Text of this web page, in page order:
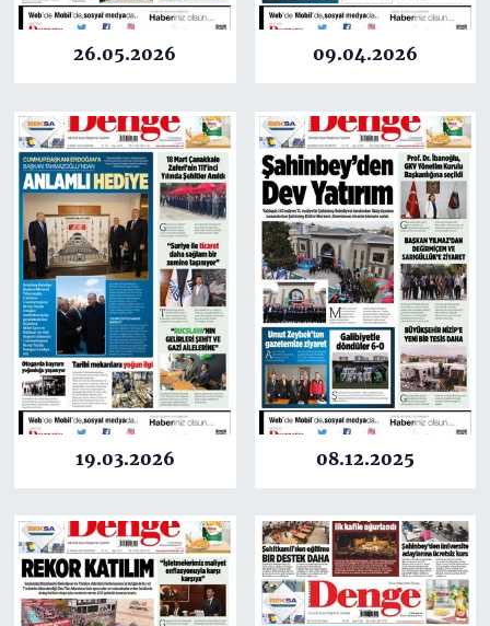
26.05.2026 09.04.2026
19.03.2026 08.12.2025